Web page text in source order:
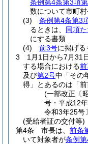
条例第4条第3項
数について市町
(3)
条例第4条第3
るときは、 同項
にする書類
(4)
前3号に掲げ
3
1月1日から7月31
する場合における
及び第2号中「その
得」とあるのは「前
(一部改正〔
号・平成12
令和3年25号
(受給者証の交付等)
第4条
市長は、 前条
いて対象者が条例